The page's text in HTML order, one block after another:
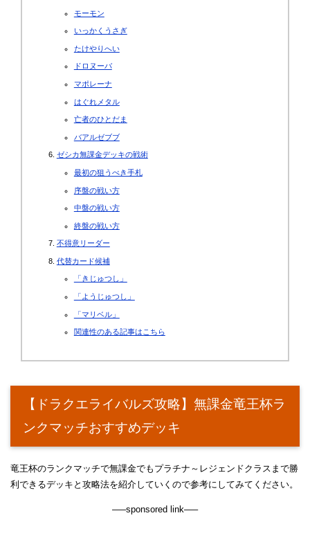
モーモン
いっかくうさぎ
たけやりへい
ドロヌーバ
マポレーナ
はぐれメタル
亡者のひとだま
バアルゼブブ
ゼシカ無課金デッキの戦術
最初の狙うべき手札
序盤の戦い方
中盤の戦い方
終盤の戦い方
不得意リーダー
代替カード候補
「きじゅつし」
「ようじゅつし」
「マリベル」
関連性のある記事はこちら
【ドラクエライバルズ攻略】無課金竜王杯ラ
ンクマッチおすすめデッキ
竜王杯のランクマッチで無課金でもプラチナ～レジェンドクラスまで勝
利できるデッキと攻略法を紹介していくので参考にしてみてください。
—–sponsored link—–